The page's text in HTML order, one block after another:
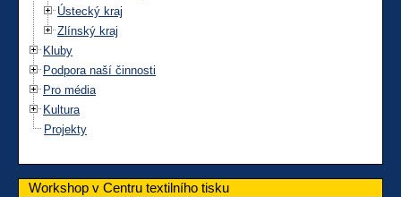
Ústecký kraj
Zlínský kraj
Kluby
Podpora naší činnosti
Pro média
Kultura
Projekty
Workshop v Centru textilního tisku